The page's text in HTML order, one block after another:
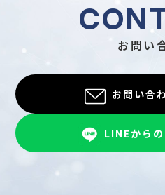
お問い
お問い合
LINEから